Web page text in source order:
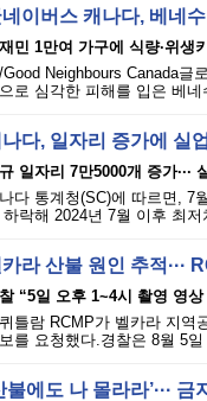
네이버스 캐나다, 베네
민 1만여 가구에 식량·위생
Neighbours Canada글
로 심각한 피해를 입은 베
다, 일자리 증가에 실
일자리 7만5000개 증가···
다 통계청(SC)에 따르면, 7
하락해 2024년 7월 이후 최
라 산불 원인 추적···
“5일 오후 1~4시 촬영 영상
틀람 RCMP가 벨카라 지역
를 요청했다.경찰은 8월 5
불에도 나 몰라라’···